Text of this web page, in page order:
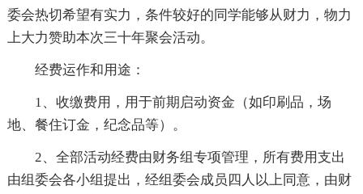
委会热切希望有实力，条件较好的同学能够从财力，物力
上大力赞助本次三十年聚会活动。
经费运作和用途：
1、收缴费用，用于前期启动资金（如印刷品，场
地、餐住订金，纪念品等）。
2、全部活动经费由财务组专项管理，所有费用支出
由组委会各小组提出，经组委会成员四人以上同意，由财